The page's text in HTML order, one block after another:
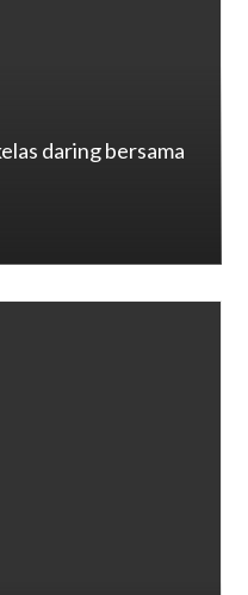
daring bersama